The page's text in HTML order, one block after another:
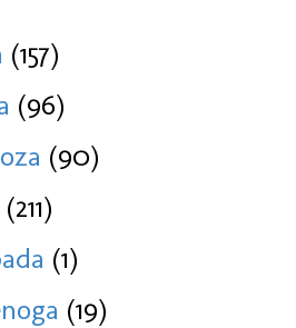
(157)
(96)
(90)
(211)
(1)
(19)